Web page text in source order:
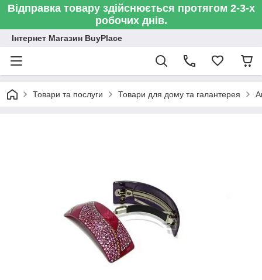
Відправка товару здійснюється протягом 2-3-х
робочих днів.
Інтернет Магазин BuyPlace
Товари та послуги Товари для дому та галантерея